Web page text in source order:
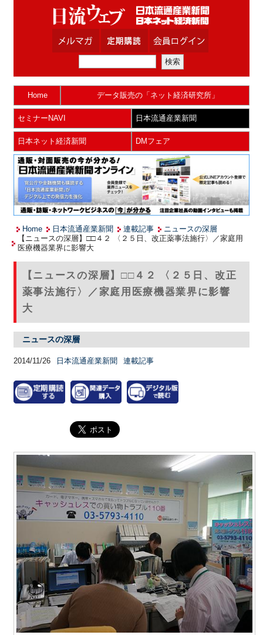
Home データ販売の「ネット経済研究所」
セミナーNAVI 日本流通産業新聞
日本ネット経済新聞 DMフェア
Home 日本流通産業新聞 連載記事
ニュースの深層
【ニュースの深層】□□４２ 〈２５日、改正薬事法施行〉／家庭用
医療機器業界に影響大
【ニュースの深層】□□４２ 〈２５日、改正
薬事法施行〉／家庭用医療機器業界に影響
大
ニュースの深層
2014/11/26 日本流通産業新聞 連載記事